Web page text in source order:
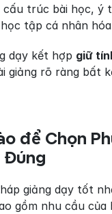
cấu trúc bài học, ý
tập cá nhân
dạy kết hợp giữ
giảng rõ ràng bất
để Chọn
Đúng
giảng dạy tốt
gồm nhu cầu của